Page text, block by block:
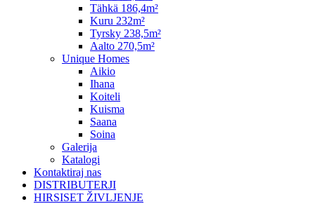
Tähkä 186,4m²
Kuru 232m²
Tyrsky 238,5m²
Aalto 270,5m²
Unique Homes
Aikio
Ihana
Koiteli
Kuisma
Saana
Soina
Galerija
Katalogi
Kontaktiraj nas
DISTRIBUTERJI
HIRSISET ŽIVLJENJE